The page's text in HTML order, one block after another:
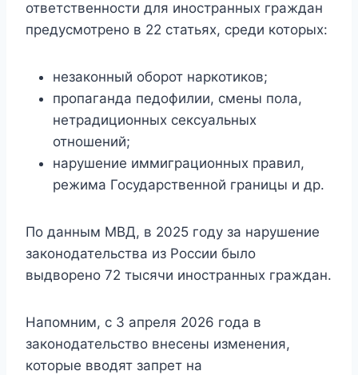
ответственности для иностранных граждан
предусмотрено в 22 статьях, среди которых:
незаконный оборот наркотиков;
пропаганда педофилии, смены пола,
нетрадиционных сексуальных
отношений;
нарушение иммиграционных правил,
режима Государственной границы и др.
По данным МВД, в 2025 году за нарушение
законодательства из России было
выдворено 72 тысячи иностранных граждан.
Напомним, с 3 апреля 2026 года в
законодательство внесены изменения,
которые вводят запрет на